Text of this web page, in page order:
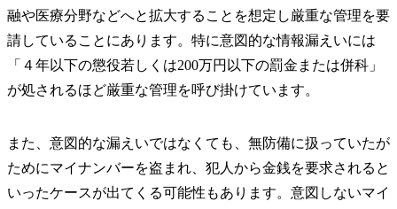
融や医療分野などへと拡大することを想定し厳重な管理を要
請していることにあります。特に意図的な情報漏えいには
「４年以下の懲役若しくは200万円以下の罰金または併科」
が処されるほど厳重な管理を呼び掛けています。
また、意図的な漏えいではなくても、無防備に扱っていたが
ためにマイナンバーを盗まれ、犯人から金銭を要求されると
いったケースが出てくる可能性もあります。意図しないマイ